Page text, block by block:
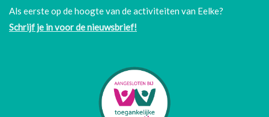
Als eerste op de hoogte van de activiteiten van Eelke?
Schrijf je in voor de nieuwsbrief!